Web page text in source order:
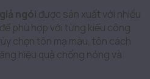
ngói được sản xuất với nhiều
phù hợp với từng kiểu công
chọn tôn mạ màu, tôn cách
hiệu quả chống nóng và